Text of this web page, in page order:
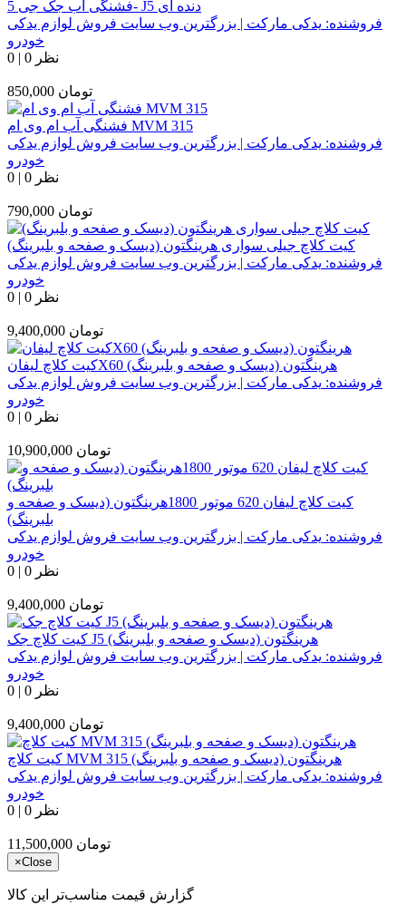
فشنگی آب جک جی 5- J5 دنده ای
فروشنده: یدکی مارکت | بزرگترین وب سایت فروش لوازم یدکی
خودرو
0 | 0 نظر
850,000 تومان
فشنگی آب ام وی ام MVM 315
فروشنده: یدکی مارکت | بزرگترین وب سایت فروش لوازم یدکی
خودرو
0 | 0 نظر
790,000 تومان
کیت کلاچ جیلی سواری هرینگتون (دیسک و صفحه و بلبرینگ)
فروشنده: یدکی مارکت | بزرگترین وب سایت فروش لوازم یدکی
خودرو
0 | 0 نظر
9,400,000 تومان
کیت کلاچ لیفانX60 هرینگتون (دیسک و صفحه و بلبرینگ)
فروشنده: یدکی مارکت | بزرگترین وب سایت فروش لوازم یدکی
خودرو
0 | 0 نظر
10,900,000 تومان
کیت کلاچ لیفان 620 موتور 1800هرینگتون (دیسک و صفحه و
بلبرینگ)
فروشنده: یدکی مارکت | بزرگترین وب سایت فروش لوازم یدکی
خودرو
0 | 0 نظر
9,400,000 تومان
کیت کلاچ جک J5 هرینگتون (دیسک و صفحه و بلبرینگ)
فروشنده: یدکی مارکت | بزرگترین وب سایت فروش لوازم یدکی
خودرو
0 | 0 نظر
9,400,000 تومان
کیت کلاچ MVM 315 هرینگتون (دیسک و صفحه و بلبرینگ)
فروشنده: یدکی مارکت | بزرگترین وب سایت فروش لوازم یدکی
خودرو
0 | 0 نظر
11,500,000 تومان
×Close
گزارش قیمت مناسب‌تر این کالا